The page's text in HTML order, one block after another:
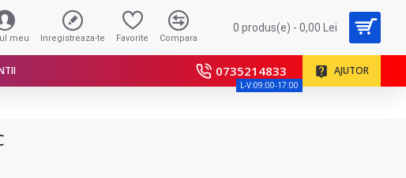
meu Inregistreaza-te Favorite Compara
0 produs(e) - 0,00 Lei
0735214833
L-V:09:00-17:00
AJUTOR